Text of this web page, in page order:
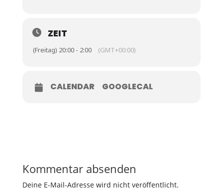
ZEIT
(Freitag) 20:00 - 2:00 (GMT+00:00)
CALENDAR GOOGLECAL
Kommentar absenden
Deine E-Mail-Adresse wird nicht veröffentlicht.